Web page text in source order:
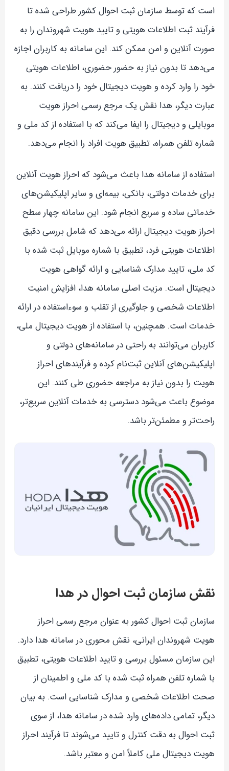
است که توسط سازمان ثبت احوال کشور طراحی شده تا
فرآیند ثبت اطلاعات هویتی و تایید هویت شهروندان را به
صورت آنلاین و امن ممکن کند. این سامانه به کاربران اجازه
می‌دهد تا بدون نیاز به حضور حضوری، اطلاعات هویتی
خود را وارد کرده و هویت دیجیتال خود را دریافت کنند. به
عبارت دیگر، هدا نقش یک مرجع رسمی احراز هویت
موبایلی و دیجیتال را ایفا می‌کند که با استفاده از کد ملی و
شماره تلفن همراه، تطبیق هویت افراد را انجام می‌دهد.
استفاده از سامانه هدا باعث می‌شود که احراز هویت آنلاین
برای خدمات دولتی، بانکی، بیمه‌ای و سایر اپلیکیشن‌های
خدماتی ساده و سریع انجام شود. این سامانه چهار سطح
احراز هویت دیجیتال ارائه می‌دهد که شامل بررسی دقیق
اطلاعات هویتی فرد، تطبیق با شماره موبایل ثبت شده با
کد ملی، تایید مدارک شناسایی و ارائه گواهی هویت
دیجیتال است. مزیت اصلی سامانه هدا، افزایش امنیت
اطلاعات شخصی و جلوگیری از تقلب و سوءاستفاده در ارائه
خدمات است. همچنین، با استفاده از هویت دیجیتال ملی،
کاربران می‌توانند به راحتی در سامانه‌های دولتی و
اپلیکیشن‌های آنلاین ثبت‌نام کرده و فرآیندهای احراز
هویت را بدون نیاز به مراجعه حضوری طی کنند. این
موضوع باعث می‌شود دسترسی به خدمات آنلاین سریع‌تر،
راحت‌تر و مطمئن‌تر باشد.
نقش سازمان ثبت احوال در هدا
سازمان ثبت احوال کشور به عنوان مرجع رسمی احراز
هویت شهروندان ایرانی، نقش محوری در سامانه هدا دارد.
این سازمان مسئول بررسی و تایید اطلاعات هویتی، تطبیق
با شماره تلفن همراه ثبت شده با کد ملی و اطمینان از
صحت اطلاعات شخصی و مدارک شناسایی است. به بیان
دیگر، تمامی داده‌های وارد شده در سامانه هدا، از سوی
ثبت احوال به دقت کنترل و تایید می‌شوند تا فرآیند احراز
هویت دیجیتال ملی کاملاً امن و معتبر باشد.